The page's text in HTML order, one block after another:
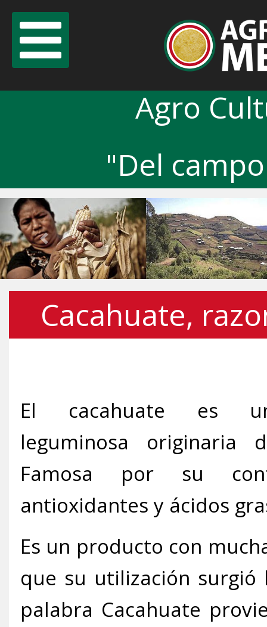
Agro
"Del
Previous
Cacahuate,
El cacahuate es
leguminosa originaria
Famosa por su
antioxidantes y ácidos
Es un producto con
que su utilización surgió
palabra Cacahuate